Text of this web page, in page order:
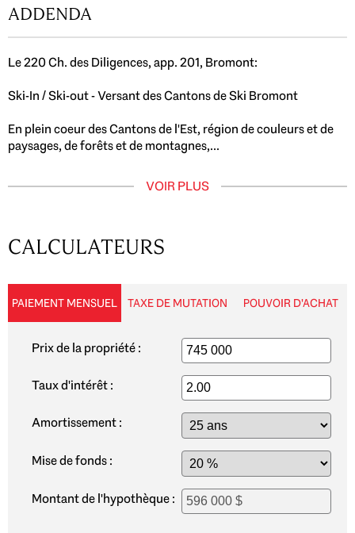
ADDENDA
Le 220 Ch. des Diligences, app. 201, Bromont:
Ski-In / Ski-out - Versant des Cantons de Ski Bromont
En plein coeur des Cantons de l'Est, région de couleurs et de
paysages, de forêts et de montagnes,...
VOIR PLUS
CALCULATEURS
PAIEMENT MENSUEL TAXE DE MUTATION POUVOIR D'ACHAT
Prix de la propriété :
Taux d'intérêt :
Amortissement :
Mise de fonds :
Montant de l'hypothèque :